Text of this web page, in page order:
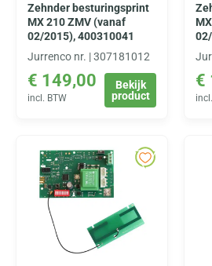
Zehnder besturingsprint
MX 210 ZMV (vanaf
02/2015), 400310041
Jurrenco nr. | 307181012
€ 149,00
incl. BTW
Bekijk
product
€